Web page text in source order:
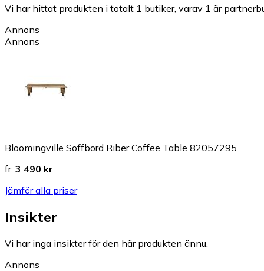
Vi har hittat produkten i totalt 1 butiker, varav 1 är
Annons
Annons
Bloomingville Soffbord Riber Coffee Table 82057295
fr. 3 490 kr
Jämför alla priser
Insikter
Vi har inga insikter för den här produkten ännu.
Annons